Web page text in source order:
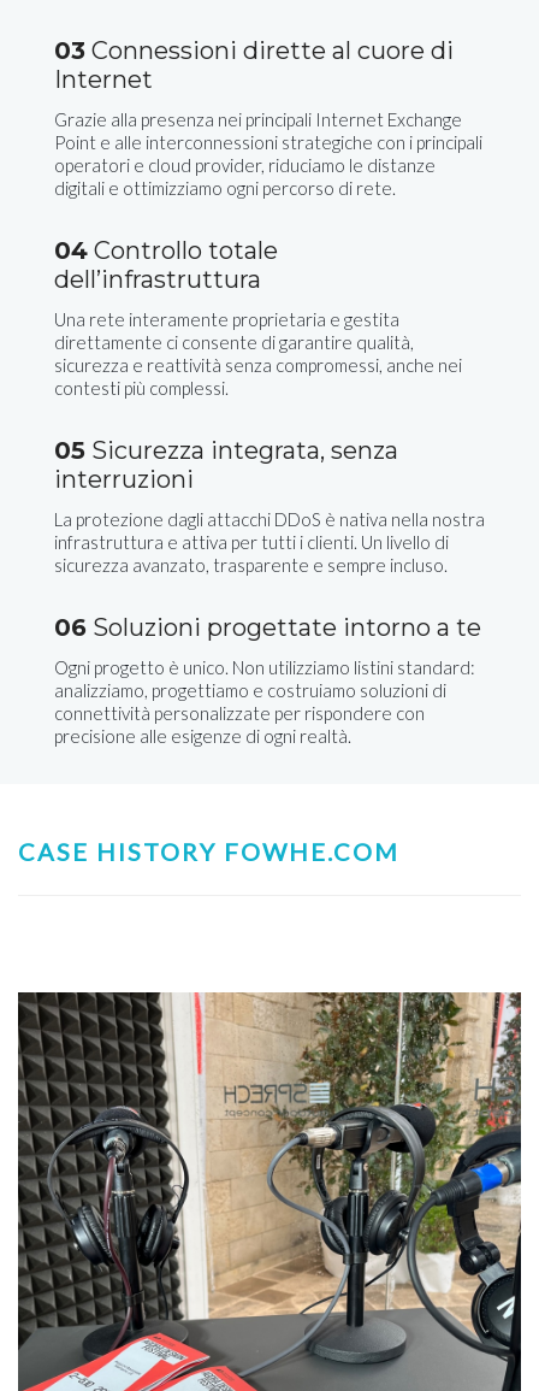
03 Connessioni dirette al cuore di
Internet
Grazie alla presenza nei principali Internet Exchange
Point e alle interconnessioni strategiche con i principali
operatori e cloud provider, riduciamo le distanze
digitali e ottimizziamo ogni percorso di rete.
04 Controllo totale
dell’infrastruttura
Una rete interamente proprietaria e gestita
direttamente ci consente di garantire qualità,
sicurezza e reattività senza compromessi, anche nei
contesti più complessi.
05 Sicurezza integrata, senza
interruzioni
La protezione dagli attacchi DDoS è nativa nella nostra
infrastruttura e attiva per tutti i clienti. Un livello di
sicurezza avanzato, trasparente e sempre incluso.
06 Soluzioni progettate intorno a te
Ogni progetto è unico. Non utilizziamo listini standard:
analizziamo, progettiamo e costruiamo soluzioni di
connettività personalizzate per rispondere con
precisione alle esigenze di ogni realtà.
CASE HISTORY FOWHE.COM